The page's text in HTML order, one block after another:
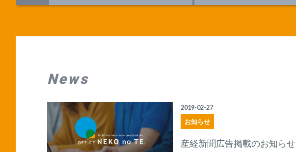
News
お知らせ
2019-02-27
産経新聞広告掲載のお知らせ